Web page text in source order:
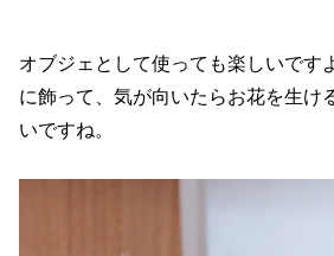
オブジェとして使っても楽しいです
に飾って、気が向いたらお花を生け
いですね。